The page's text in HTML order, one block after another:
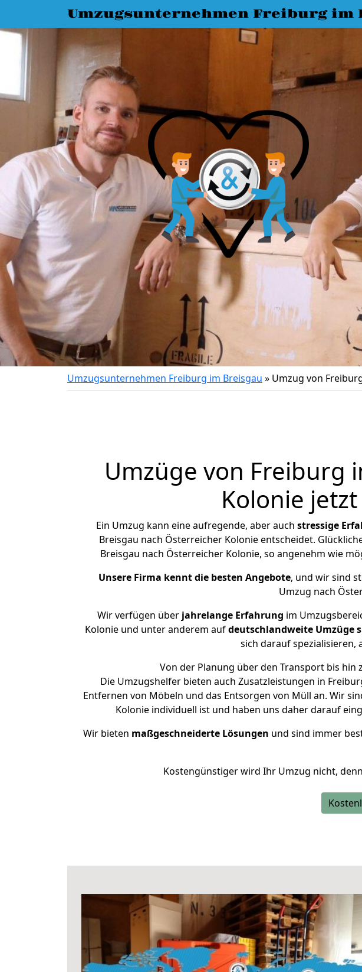
Umzugsunternehmen Freiburg im
Umzugsunternehmen Freiburg im Breisgau » Umzug von
Umzüge von Freiburg
Kolonie
Ein Umzug kann eine aufregende, aber auch stressige
Breisgau nach Österreicher Kolonie entscheidet.
Breisgau nach Österreicher Kolonie, so angenehm wie
Unsere Firma kennt die besten Angebote, und wir sind
Umzug nach
Wir verfügen überjahrelange Erfahrung im
Kolonie und unter anderem aufdeutschlandweite Umzüge
sich darauf spezialisieren,
Von der Planung über den Transport bis
Die Umzugshelfer bieten auch Zusatzleistungen in
Entfernen von Möbeln und das Entsorgen von Müll an. Wir
Kolonie individuell ist und haben uns daher darauf
Wir bieten maßgeschneiderte Lösungen und sind immer
Kostengünstiger wird Ihr Umzug nicht,